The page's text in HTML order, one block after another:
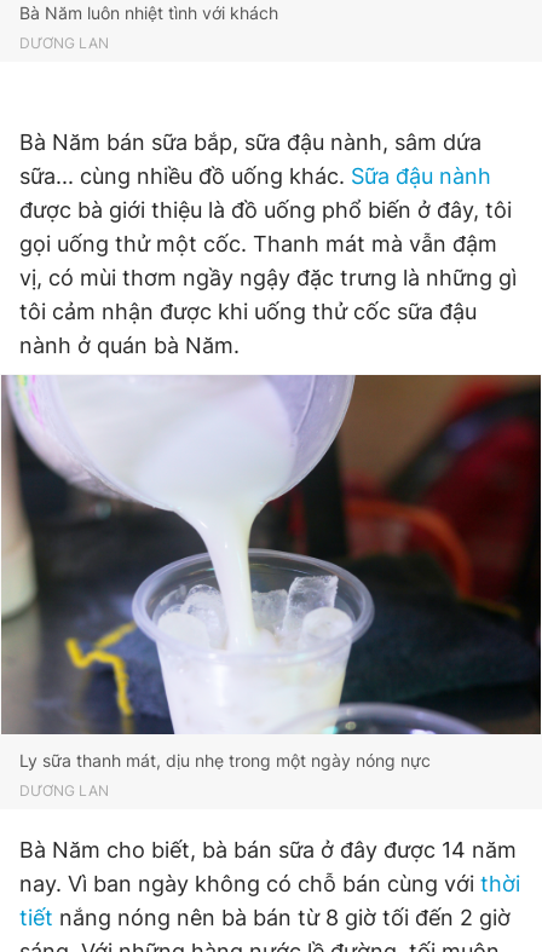
Bà Năm luôn nhiệt tình với khách
DƯƠNG LAN
Bà Năm bán sữa bắp, sữa đậu nành, sâm dứa
sữa... cùng nhiều đồ uống khác. Sữa đậu nành
được bà giới thiệu là đồ uống phổ biến ở đây, tôi
gọi uống thử một cốc. Thanh mát mà vẫn đậm
vị, có mùi thơm ngầy ngậy đặc trưng là những gì
tôi cảm nhận được khi uống thử cốc sữa đậu
nành ở quán bà Năm.
Ly sữa thanh mát, dịu nhẹ trong một ngày nóng nực
DƯƠNG LAN
Bà Năm cho biết, bà bán sữa ở đây được 14 năm
nay. Vì ban ngày không có chỗ bán cùng với thời
tiết nắng nóng nên bà bán từ 8 giờ tối đến 2 giờ